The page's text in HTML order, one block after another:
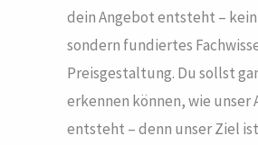
dein Angebot entsteht –
sondern fundiertes
Preisgestaltung. Du sollst
erkennen können, wie unser
entsteht – denn unser Ziel